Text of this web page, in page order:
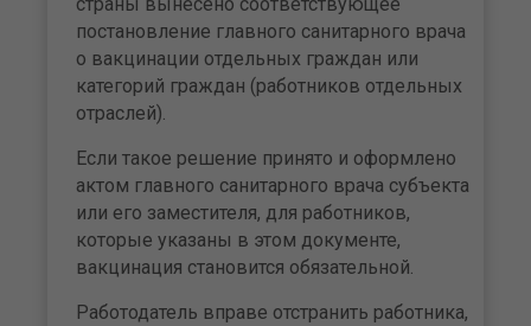
постановление главного санитарного врача
о вакцинации отдельных граждан или
категорий граждан (работников отдельных
отраслей).
Если такое решение принято и оформлено
актом главного санитарного врача субъекта
или его заместителя, для работников,
которые указаны в этом документе,
вакцинация становится обязательной.
Работодатель вправе отстранить работника,